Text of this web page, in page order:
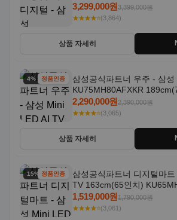
18kg 26년형 일체형 1등급
3,299,000원3,399,000원
★★★★⭐(3,864)
상품 자세히
4% 할인정품인증
삼성공식파트너 우주 - 삼
KU75MH80AFXKR
2,290,000원2,390,000원
★★★★⭐(3,065)
상품 자세히
15% 할인정품인증
삼성공식파트너 디지털마
TV 163cm(65인치)
1,519,000원1,790,000원
★★★★⭐(3,061)